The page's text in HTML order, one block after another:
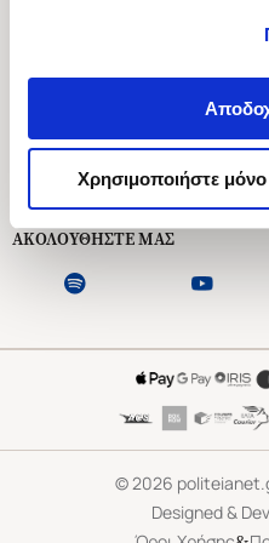
Χρησιμοποιήστε
Ασκληπιού 1-
Δευτέρα -
Εξυπηρέτηση Πελατών
ΑΚΟΛΟΥΘΗΣΤΕ ΜΑΣ
©2026
Designed &